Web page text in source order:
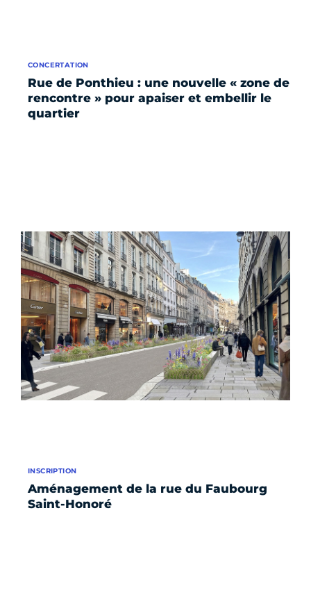
Rue de Ponthieu : une nouvelle « zone de
rencontre » pour apaiser et embellir le
quartier
CONCERTATION
Aménagement de la rue du Faubourg
Saint-Honoré
INSCRIPTION